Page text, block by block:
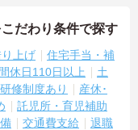
だわり条件で探す
上げ
住宅手当・補
休日110日以上
土
研修制度あり
産休･
託児所・育児補助
交通費支給
退職